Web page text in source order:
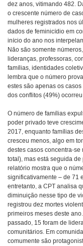
dez anos, vitimando 482.
o crescente número de
mulheres registrados nos
dados de feminicídio em
início do ano nos
Não são somente
lideranças, professoras,
famílias, identidades
lembra que o número
estes são apenas os
dos conflitos (49%)
O número de famílias
poder privado teve
2017, enquanto famílias
cresceu menos, algo em
destes casos concentra-
total), mas está seguida
relatório mostra que o
significativamente – de 71
entretanto, a CPT analisa
diminuição nesse tipo de
registrou dez mortes
primeiros meses deste
passado, 15 foram de
comunitários. Em
comumente são